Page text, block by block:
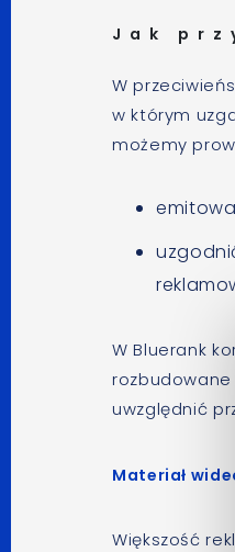
Jak
W
w którym
możemy
W Bluerank
uwzględnić
Materiał
Większość